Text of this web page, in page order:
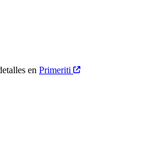
en Primeriti